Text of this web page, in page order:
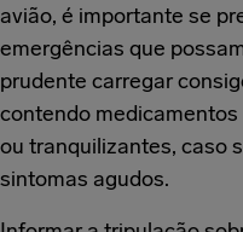
avião, é importante se
emergências que
prudente carregar
contendo
ou tranquilizantes, caso
sintomas agudos.